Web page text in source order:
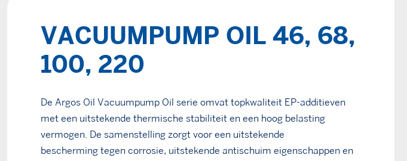
VACUUMPUMP OIL 46, 68,
100, 220
De Argos Oil Vacuumpump Oil serie omvat topkwaliteit EP-additieven
met een uitstekende thermische stabiliteit en een hoog belasting
vermogen. De samenstelling zorgt voor een uitstekende
bescherming tegen corrosie, uitstekende antischuim eigenschappen en